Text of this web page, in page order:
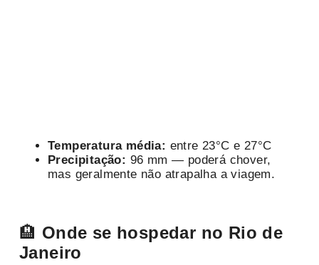
Temperatura média: entre 23°C e 27°C
Precipitação: 96 mm — poderá chover,
mas geralmente não atrapalha a viagem.
🏨 Onde se hospedar no Rio de
Janeiro